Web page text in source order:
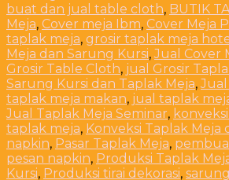
buat dan jual table cloth, BUTIK
Meja, Cover meja Ibm, Cover Meja
taplak meja, grosir taplak meja
Meja dan Sarung Kursi,Jual Cover
Grosir Table Cloth, jual Grosir
Sarung Kursi dan Taplak Meja,
taplak meja makan, jual taplak
Jual Taplak Meja Seminar,
taplak meja, Konveksi Taplak Meja
napkin, Pasar Taplak Meja,
pesan napkin, Produksi Taplak
Kursi, Produksi tirai dekorasi,